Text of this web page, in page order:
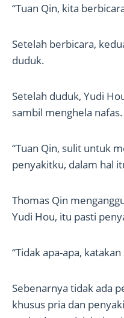
“Tuan Qin, kita
Setelah berbicara,
duduk.
Setelah duduk, Yudi
sambil menghela nafas.
“Tuan Qin, sulit untuk
penyakitku, dalam hal
Thomas Qin
Yudi Hou, itu pasti
“Tidak apa-apa, katakan
Sebenarnya tidak ada
khusus pria dan